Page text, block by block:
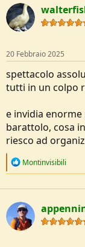
20 Febbraio 2025
spettacolo
tutti in un colpo
e invidia
barattolo, cosa
riesco ad
R
c
t
i
o
n
Montinvisibili